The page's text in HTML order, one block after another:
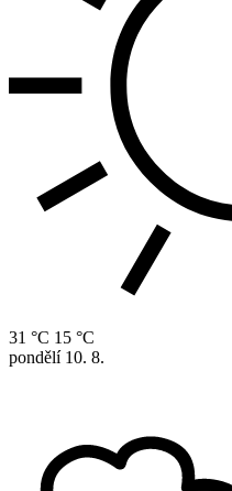
31 °C 15 °C
pondělí 10. 8.